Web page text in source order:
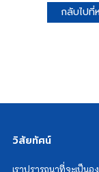
กลับไปที่
วิสัยทัศน์
เราปรารถนาที่จะเป็น